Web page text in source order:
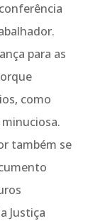
para as
como
também se
Justiça